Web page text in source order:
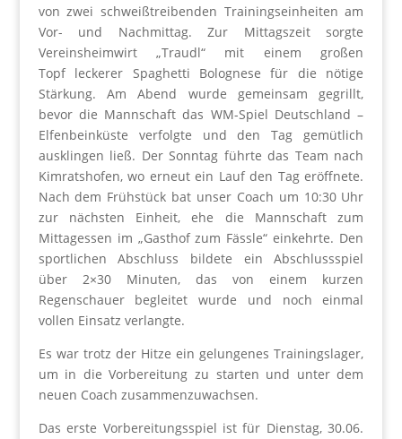
von zwei schweißtreibenden Trainingseinheiten am
Vor- und Nachmittag. Zur Mittagszeit sorgte
Vereinsheimwirt „Traudl“ mit einem großen
Topf leckerer Spaghetti Bolognese für die nötige
Stärkung. Am Abend wurde gemeinsam gegrillt,
bevor die Mannschaft das WM-Spiel Deutschland –
Elfenbeinküste verfolgte und den Tag gemütlich
ausklingen ließ. Der Sonntag führte das Team nach
Kimratshofen, wo erneut ein Lauf den Tag eröffnete.
Nach dem Frühstück bat unser Coach um 10:30 Uhr
zur nächsten Einheit, ehe die Mannschaft zum
Mittagessen im „Gasthof zum Fässle“ einkehrte. Den
sportlichen Abschluss bildete ein Abschlussspiel
über 2×30 Minuten, das von einem kurzen
Regenschauer begleitet wurde und noch einmal
vollen Einsatz verlangte.
Es war trotz der Hitze ein gelungenes Trainingslager,
um in die Vorbereitung zu starten und unter dem
neuen Coach zusammenzuwachsen.
Das erste Vorbereitungsspiel ist für Dienstag, 30.06.